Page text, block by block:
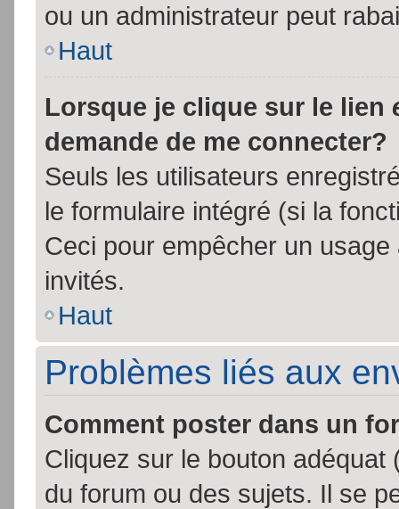
ou un administrateur peut
Haut
Lorsque je clique sur le lien
demande de me connecter?
Seuls les utilisateurs
le formulaire intégré (si la
Ceci pour empêcher un
invités.
Haut
Problèmes liés aux
Comment poster dans un
Cliquez sur le bouton
du forum ou des sujets. Il se